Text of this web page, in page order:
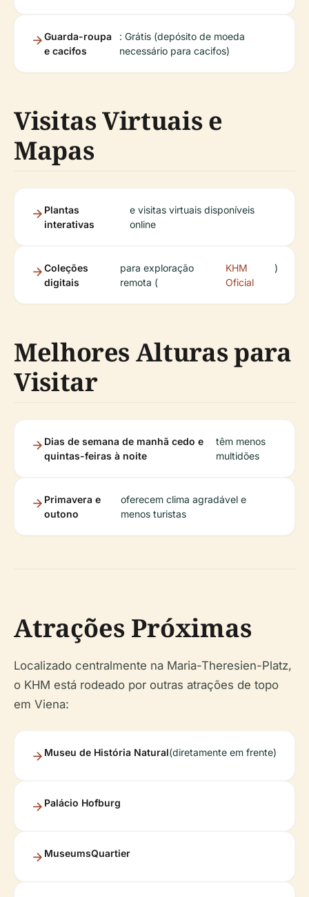
Guarda-roupa
e cacifos
: Grátis (depósito de moeda
necessário para cacifos)
Visitas Virtuais e
Mapas
Plantas
interativas
e visitas virtuais disponíveis
online
Coleções
digitais
para exploração
remota (
KHM
Oficial
)
Melhores Alturas para
Visitar
Dias de semana de manhã cedo e
quintas-feiras à noite
têm menos
multidões
Primavera e
outono
oferecem clima agradável e
menos turistas
Atrações Próximas
Localizado centralmente na Maria-Theresien-Platz,
o KHM está rodeado por outras atrações de topo
em Viena:
Museu de História Natural(diretamente em frente)
Palácio Hofburg
MuseumsQuartier